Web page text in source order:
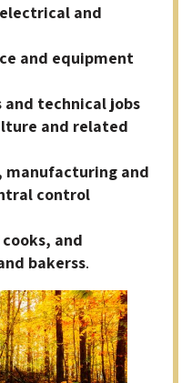
and
and equipment
and technical jobs
and related
manufacturing and
control
and
bakerss.